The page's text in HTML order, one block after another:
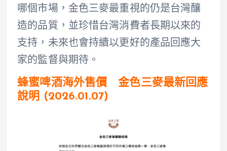
哪個市場，金色三麥最重視的仍是台灣釀
造的品質，並珍惜台灣消費者長期以來的
支持，未來也會持續以更好的產品回應大
家的監督與期待。
蜂蜜啤酒海外售價 金色三麥最新回應
說明 (2026.01.07)